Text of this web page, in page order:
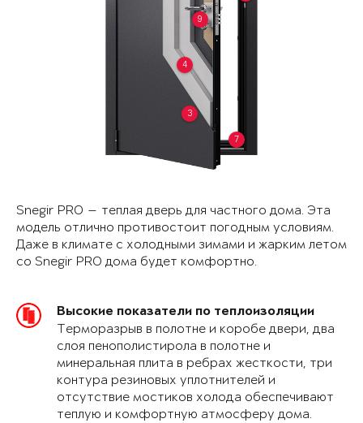
3
4
7
9
Snegir PRO — теплая дверь для частного дома. Эта
модель отлично противостоит погодным условиям.
Даже в климате с холодными зимами и жарким летом
со Snegir PRO дома будет комфортно.
Высокие показатели по теплоизоляции
Терморазрыв в полотне и коробе двери, два
слоя пенополистирола в полотне и
минеральная плита в ребрах жесткости, три
контура резиновых уплотнителей и
отсутствие мостиков холода обеспечивают
теплую и комфортную атмосферу дома.